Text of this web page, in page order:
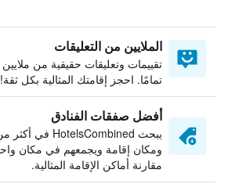
الملايين من التعليقات
تقييمات وتعليقات حقيقية من ملايين
تمامًا. احجز إقامتك المثالية بكل ثقة!
أفضل صفقات الفنادق
ومكان إقامة ويجمعهم في مكان
مقارنة أماكن الإقامة المثالية.